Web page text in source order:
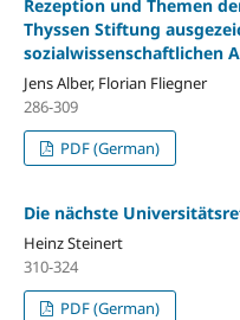
Rezeption und Themen
Thyssen Stiftung
sozialwissenschaftlichen
Jens Alber, Florian Fliegner
286-309
PDF (German)
Die nächste
Heinz Steinert
310-324
PDF (German)